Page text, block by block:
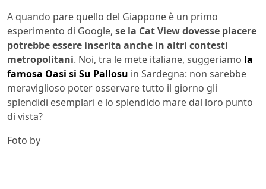
A quando pare quello del Giappone è un primo
esperimento di Google, se la Cat View dovesse piacere
potrebbe essere inserita anche in altri contesti
metropolitani. Noi, tra le mete italiane, suggeriamo la
famosa Oasi si Su Pallosu in Sardegna: non sarebbe
meraviglioso poter osservare tutto il giorno gli
splendidi esemplari e lo splendido mare dal loro punto
di vista?
Foto by